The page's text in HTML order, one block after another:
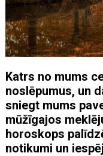
Katrs no mums
noslēpumus, un
sniegt mums
mūžīgajos
horoskops
notikumi un